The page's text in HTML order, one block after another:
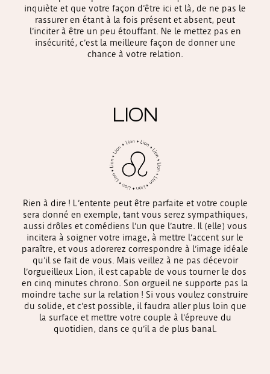
inquiète et que votre façon d’être ici et là, de ne pas le
rassurer en étant à la fois présent et absent, peut
l’inciter à être un peu étouffant. Ne le mettez pas en
insécurité, c’est la meilleure façon de donner une
chance à votre relation.
LION
Rien à dire ! L’entente peut être parfaite et votre couple
sera donné en exemple, tant vous serez sympathiques,
aussi drôles et comédiens l’un que l’autre. Il (elle) vous
incitera à soigner votre image, à mettre l’accent sur le
paraître, et vous adorerez correspondre à l’image idéale
qu’il se fait de vous. Mais veillez à ne pas décevoir
l’orgueilleux Lion, il est capable de vous tourner le dos
en cinq minutes chrono. Son orgueil ne supporte pas la
moindre tache sur la relation ! Si vous voulez construire
du solide, et c’est possible, il faudra aller plus loin que
la surface et mettre votre couple à l’épreuve du
quotidien, dans ce qu’il a de plus banal.